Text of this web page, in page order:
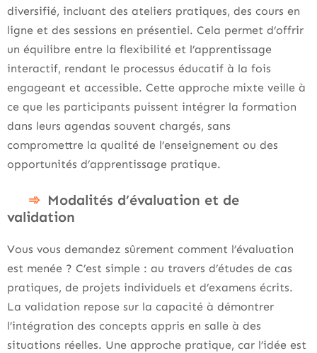
diversifié, incluant des ateliers pratiques, des cours en
ligne et des sessions en présentiel. Cela permet d’offrir
un équilibre entre la flexibilité et l’apprentissage
interactif, rendant le processus éducatif à la fois
engageant et accessible. Cette approche mixte veille à
ce que les participants puissent intégrer la formation
dans leurs agendas souvent chargés, sans
compromettre la qualité de l’enseignement ou des
opportunités d’apprentissage pratique.
Modalités d’évaluation et de
validation
Vous vous demandez sûrement comment l’évaluation
est menée ? C’est simple : au travers d’études de cas
pratiques, de projets individuels et d’examens écrits.
La validation repose sur la capacité à démontrer
l’intégration des concepts appris en salle à des
situations réelles. Une approche pratique, car l’idée est